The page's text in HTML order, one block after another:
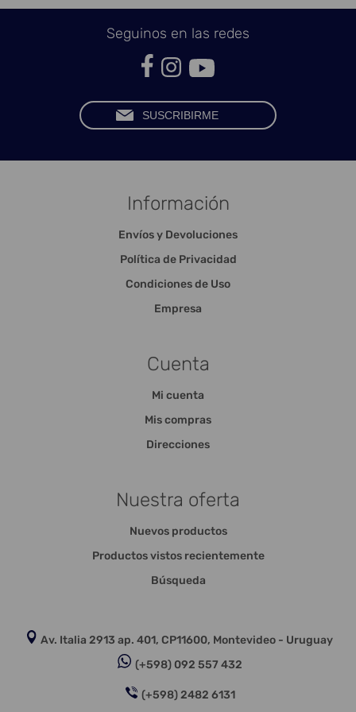
Seguinos en las redes
Información
Envíos y Devoluciones
Política de Privacidad
Condiciones de Uso
Empresa
Cuenta
Mi cuenta
Mis compras
Direcciones
Nuestra oferta
Nuevos productos
Productos vistos recientemente
Búsqueda
Av. Italia 2913 ap. 401, CP11600, Montevideo - Uruguay
(+598) 092 557 432
(+598) 2482 6131